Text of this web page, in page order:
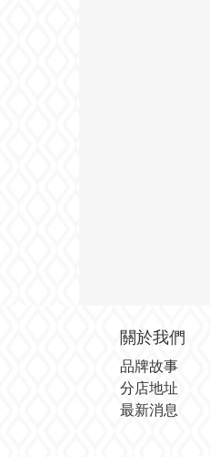
關於我們
品牌故事
分店地址
最新消息